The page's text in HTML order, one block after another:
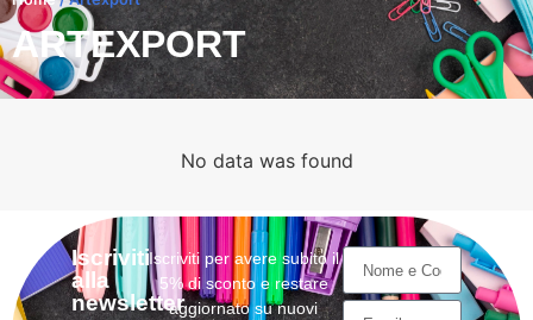
ARTEXPORT
No data was found
Iscriviti
alla
newsletter
Iscriviti per avere subito il
5% di sconto e restare
aggiornato su nuovi